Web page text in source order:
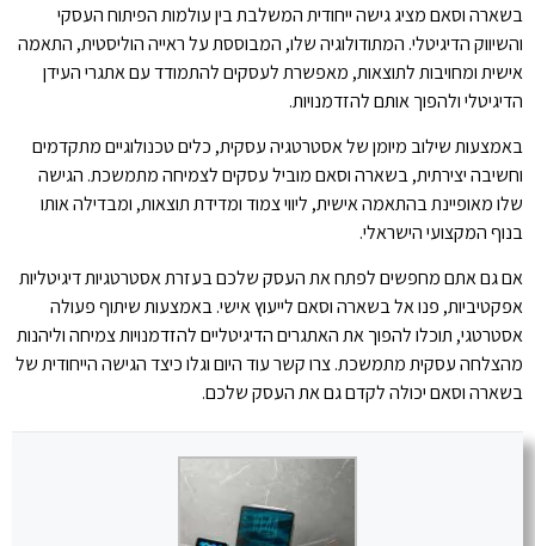
בשארה וסאם מציג גישה ייחודית המשלבת בין עולמות הפיתוח העסקי
והשיווק הדיגיטלי. המתודולוגיה שלו, המבוססת על ראייה הוליסטית, התאמה
אישית ומחויבות לתוצאות, מאפשרת לעסקים להתמודד עם אתגרי העידן
הדיגיטלי ולהפוך אותם להזדמנויות.
באמצעות שילוב מיומן של אסטרטגיה עסקית, כלים טכנולוגיים מתקדמים
וחשיבה יצירתית, בשארה וסאם מוביל עסקים לצמיחה מתמשכת. הגישה
שלו מאופיינת בהתאמה אישית, ליווי צמוד ומדידת תוצאות, ומבדילה אותו
בנוף המקצועי הישראלי.
אם גם אתם מחפשים לפתח את העסק שלכם בעזרת אסטרטגיות דיגיטליות
אפקטיביות, פנו אל בשארה וסאם לייעוץ אישי. באמצעות שיתוף פעולה
אסטרטגי, תוכלו להפוך את האתגרים הדיגיטליים להזדמנויות צמיחה וליהנות
מהצלחה עסקית מתמשכת. צרו קשר עוד היום וגלו כיצד הגישה הייחודית של
בשארה וסאם יכולה לקדם גם את העסק שלכם.